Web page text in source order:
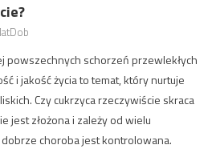
powszechnych schorzeń przewlekłych
i jakość życia to temat, który nurtuje
Czy cukrzyca rzeczywiście skraca
jest złożona i zależy od wielu
choroba jest kontrolowana.